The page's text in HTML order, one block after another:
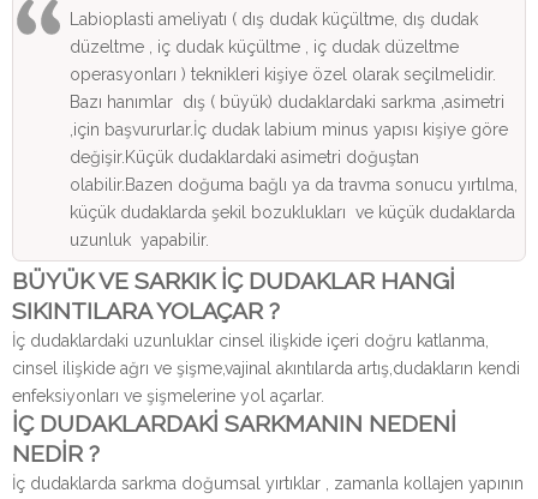
Labioplasti ameliyatı ( dış dudak küçültme, dış dudak
düzeltme , iç dudak küçültme , iç dudak düzeltme
operasyonları ) teknikleri kişiye özel olarak seçilmelidir.
Bazı hanımlar dış ( büyük) dudaklardaki sarkma ,asimetri
,için başvururlar.İç dudak labium minus yapısı kişiye göre
değişir.Küçük dudaklardaki asimetri doğuştan
olabilir.Bazen doğuma bağlı ya da travma sonucu yırtılma,
küçük dudaklarda şekil bozuklukları ve küçük dudaklarda
uzunluk yapabilir.
BÜYÜK VE SARKIK İÇ DUDAKLAR HANGİ
SIKINTILARA YOLAÇAR ?
İç dudaklardaki uzunluklar cinsel ilişkide içeri doğru katlanma,
cinsel ilişkide ağrı ve şişme,vajinal akıntılarda artış,dudakların kendi
enfeksiyonları ve şişmelerine yol açarlar.
İÇ DUDAKLARDAKİ SARKMANIN NEDENİ
NEDİR ?
İç dudaklarda sarkma doğumsal yırtıklar , zamanla kollajen yapının